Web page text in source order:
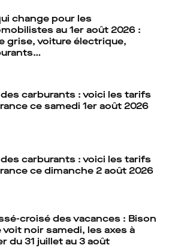
change pour les
au 1er août 2026 :
grise, voiture électrique,
carburants : voici les tarifs
ce samedi 1er août 2026
carburants : voici les tarifs
ce dimanche 2 août 2026
croisé des vacances : Bison
voit noir samedi, les axes à
du 31 juillet au 3 août